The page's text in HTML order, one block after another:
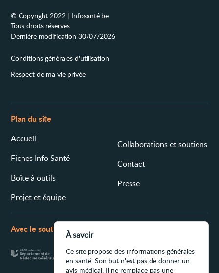
© Copyright 2022 | Infosanté.be
Tous droits réservés
Dernière modification 30/07/2026
Conditions générales d'utilisation
Respect de ma vie privée
Plan du site
Accueil
Fiches Info Santé
Boîte à outils
Projet et équipe
Collaborations et soutiens
Contact
Presse
Avec le soutien de
À savoir
Ce site propose des informations générales
en santé. Son but n'est pas de donner un
avis médical. Il ne remplace pas une